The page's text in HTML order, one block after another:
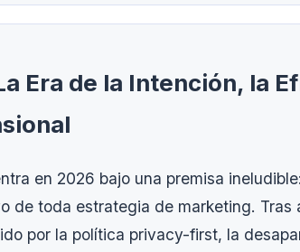
Era de la Intención, la
en 2026 bajo una premisa
de toda estrategia de marketing. Tras
por la política privacy-first, la